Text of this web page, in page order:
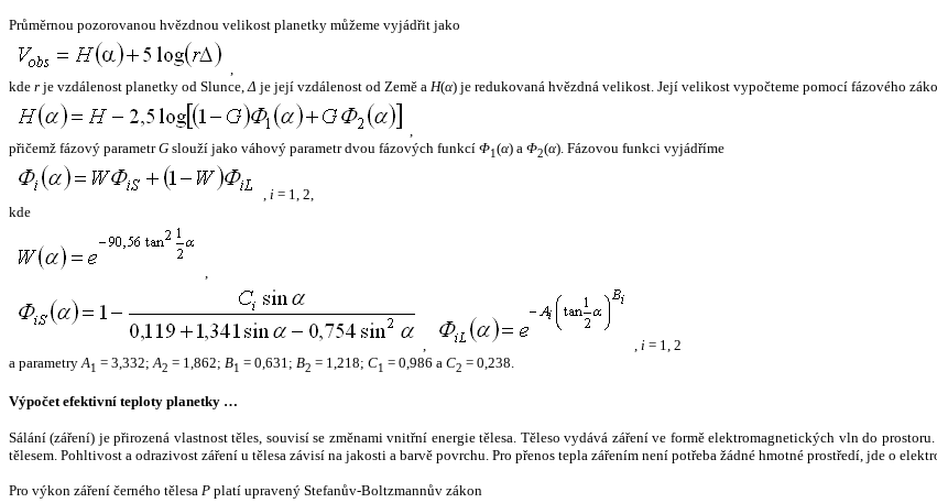
Průměrnou pozorovanou hvězdnou velikost planetky můžeme vyjádřit jako
,
kde r je vzdálenost planetky od Slunce,Δ je její vzdálenost od Země a H(α) je redukovaná hvězdná velikost. Její velikost vypočteme pomocí fázového
,
přičemž fázový parametrG slouží jako váhový parametr dvou fázových funkcí Φ1(α) a Φ2(α). Fázovou funkci vyjádříme
, i = 1, 2,
kde
,
, , i = 1, 2
a parametryA1 = 3,332;A2 = 1,862; B1 = 0,631; B2 = 1,218; C1 = 0,986 a C2 = 0,238.
Výpočet efektivní teploty planetky …
Sálání (záření) je přirozená vlastnost těles, souvisí se změnami vnitřní energie tělesa. Těleso vydává záření ve formě elektromagnetických vln do
tělesem. Pohltivost a odrazivost záření u tělesa závisí na jakosti a barvě povrchu. Pro přenos tepla zářením není potřeba žádné hmotné prostředí, jde o
Pro výkon záření černého tělesa P platí upravený Stefanův-Boltzmannův zákon